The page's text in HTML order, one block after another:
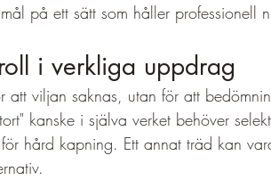
på ett sätt som håller professionell
i verkliga uppdrag
viljan saknas, utan för att
kanske i själva verket behöver
hård kapning. Ett annat träd kan